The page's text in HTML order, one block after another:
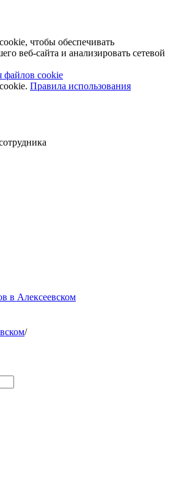
чтобы обеспечивать
веб-сайта и анализировать сетевой
файлов cookie
Правила использования
в Алексеевском
/